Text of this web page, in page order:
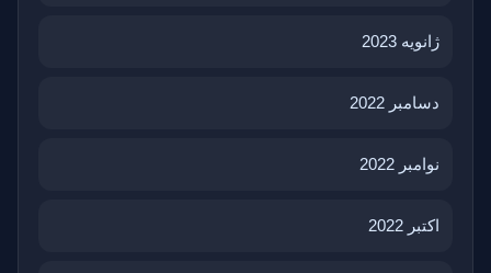
ژانویه 2023
دسامبر 2022
نوامبر 2022
اکتبر 2022